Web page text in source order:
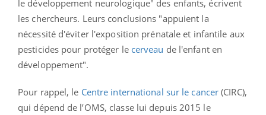
le développement neurologique" des enfants, écrivent
les chercheurs. Leurs conclusions "appuient la
nécessité d'éviter l'exposition prénatale et infantile aux
pesticides pour protéger le cerveau de l'enfant en
développement".
Pour rappel, le Centre international sur le cancer (CIRC),
qui dépend de l’OMS, classe lui depuis 2015 le